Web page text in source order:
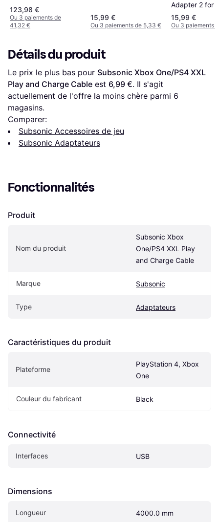
123,98 €
Ou 3 paiements de
41,32 €
15,99 €
Ou 3 paiements de 5,33 €
Adapter 2 for
Series X & S
15,99 €
Ou 3 paiements
Détails du produit
Le prix le plus bas pour Subsonic Xbox One/PS4 XXL
Play and Charge Cable est 6,99 €. Il s'agit
actuellement de l'offre la moins chère parmi 6
magasins.
Comparer:
Subsonic Accessoires de jeu
Subsonic Adaptateurs
Fonctionnalités
Produit
Nom du produit
Subsonic Xbox
One/PS4 XXL Play
and Charge Cable
Marque Subsonic
Type Adaptateurs
Caractéristiques du produit
Plateforme
PlayStation 4, Xbox
One
Couleur du fabricant Black
Connectivité
Interfaces USB
Dimensions
Longueur 4000.0 mm